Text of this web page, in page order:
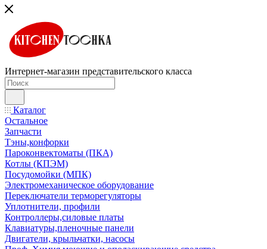
Интернет-магазин представительского класса
Каталог
Остальное
Запчасти
Тэны,конфорки
Пароконвектоматы (ПКА)
Котлы (КПЭМ)
Посудомойки (МПК)
Электромеханическое оборудование
Переключатели терморегуляторы
Уплотнители, профили
Контроллеры,силовые платы
Клавиатуры,пленочные панели
Двигатели, крыльчатки, насосы